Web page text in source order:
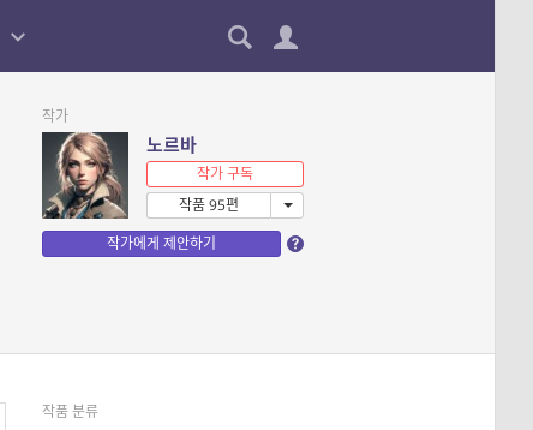
작가
노르바
작가 구독
작품 95편
작가에게 제안하기
작품 분류